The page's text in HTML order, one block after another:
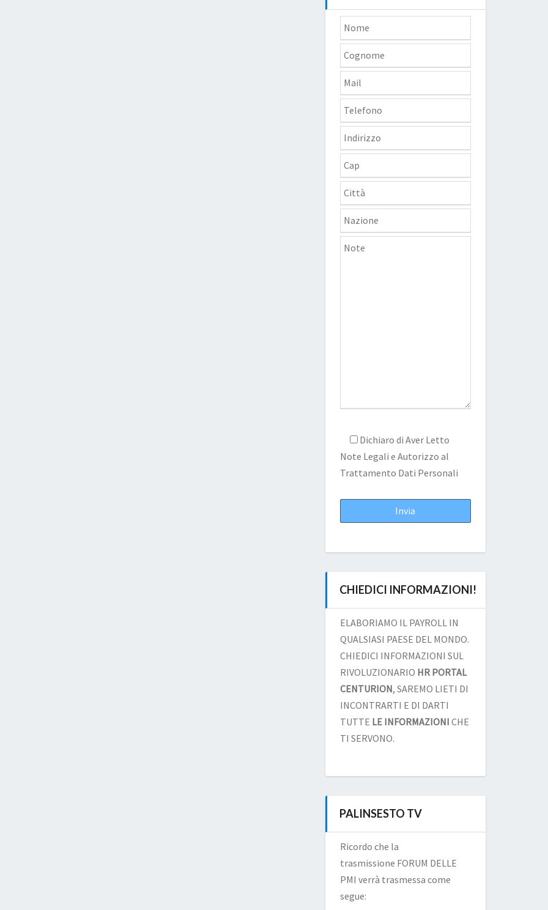
Dichiaro di Aver Letto
Note Legali e Autorizzo al
Trattamento Dati Personali
CHIEDICI INFORMAZIONI!
ELABORIAMO IL PAYROLL IN
QUALSIASI PAESE DEL MONDO.
CHIEDICI INFORMAZIONI SUL
RIVOLUZIONARIO HR PORTAL
CENTURION, SAREMO LIETI DI
INCONTRARTI E DI DARTI
TUTTE LE INFORMAZIONI CHE
TI SERVONO.
PALINSESTO TV
Ricordo che la
trasmissione FORUM DELLE
PMI verrà trasmessa come
segue: